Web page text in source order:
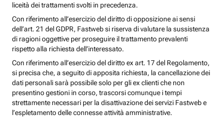
liceità dei trattamenti svolti in precedenza.
Con riferimento all’esercizio del diritto di opposizione ai sensi
dell’art. 21 del GDPR, Fastweb si riserva di valutare la sussistenza
di ragioni oggettive per proseguire il trattamento prevalenti
rispetto alla richiesta dell’interessato.
Con riferimento all’esercizio del diritto ex art. 17 del Regolamento,
si precisa che, a seguito di apposita richiesta, la cancellazione dei
dati personali sarà possibile solo per gli ex clienti che non
presentino gestioni in corso, trascorsi comunque i tempi
strettamente necessari per la disattivazione dei servizi Fastweb e
l’espletamento delle connesse attività amministrative.